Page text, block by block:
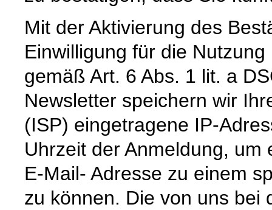
Mit der Aktivierung des
Einwilligung für die
gemäß Art. 6 Abs. 1 lit. a
Newsletter speichern wir
(ISP) eingetragene IP-
Uhrzeit der Anmeldung,
E-Mail- Adresse zu einem
zu können. Die von uns bei